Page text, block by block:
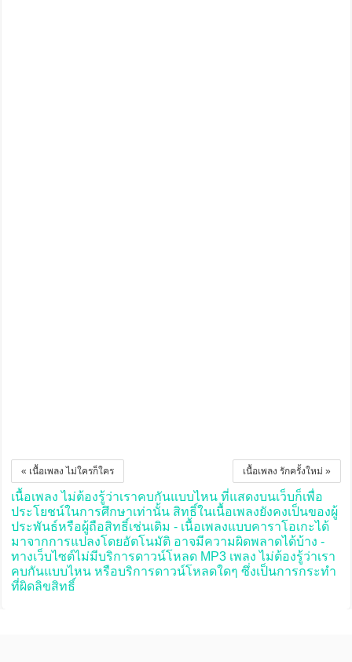
เนื้อเพลง รักครั้งใหม่ »
« เนื้อเพลง ไม่ใครก็ใคร
เนื้อเพลง ไม่ต้องรู้ว่าเราคบกันแบบไหน ที่แสดงบนเว็บก็เพื่อ
ประโยชน์ในการศึกษาเท่านั้น สิทธิ์ในเนื้อเพลงยังคงเป็นของผู้
ประพันธ์หรือผู้ถือสิทธิ์เช่นเดิม - เนื้อเพลงแบบคาราโอเกะได้
มาจากการแปลงโดยอัตโนมัติ อาจมีความผิดพลาดได้บ้าง -
ทางเว็บไซต์ไม่มีบริการดาวน์โหลด MP3 เพลง ไม่ต้องรู้ว่าเรา
คบกันแบบไหน หรือบริการดาวน์โหลดใดๆ ซึ่งเป็นการกระทำ
ที่ผิดลิขสิทธิ์